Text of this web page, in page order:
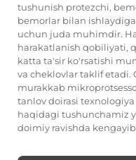
tushunish protezchi,
bemorlar bilan
uchun juda muhimdir.
harakatlanish qobiliyati,
katta ta'sir ko'rsatishi
va cheklovlar taklif
murakkab
tanlov doirasi
haqidagi tushunchamiz
doimiy ravishda